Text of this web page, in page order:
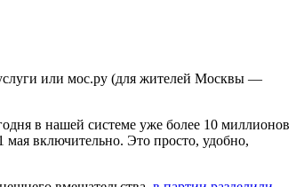
или мос.ру (для жителей Москвы —
в нашей системе уже более 10 миллионов
включительно. Это просто, удобно,